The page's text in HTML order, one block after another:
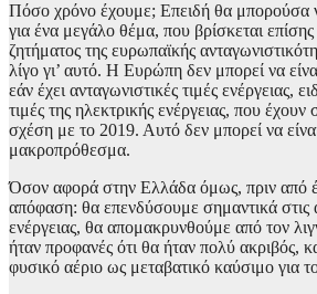
Πόσο χρόνο έχουμε; Επειδή θα μπορούσα
για ένα μεγάλο θέμα, που βρίσκεται
ζητήματος της ευρωπαϊκής
λίγο γι’ αυτό. Η Ευρώπη δεν μπορεί να
εάν έχει ανταγωνιστικές τιμές ενέργειας,
τιμές της ηλεκτρικής ενέργειας, που έχουν
σχέση με το 2019. Αυτό δεν μπορεί να
μακροπρόθεσμα.
Όσον αφορά στην Ελλάδα όμως, πριν από
απόφαση: θα επενδύσουμε σημαντικά στις
ενέργειας, θα απομακρυνθούμε από τον
ήταν προφανές ότι θα ήταν πολύ ακριβός,
φυσικό αέριο ως μεταβατικό καύσιμο για